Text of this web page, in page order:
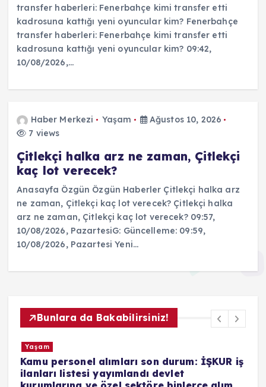
transfer haberleri: Fenerbahçe kimi transfer etti
kadrosuna kattığı yeni oyuncular kim? Fenerbahçe
transfer haberleri: Fenerbahçe kimi transfer etti
kadrosuna kattığı yeni oyuncular kim? 09:42,
10/08/2026,…
Haber Merkezi Yaşam
Ağustos 10, 2026
7 views
Çitlekçi halka arz ne zaman, Çitlekçi
kaç lot verecek?
Anasayfa Özgün Özgün Haberler Çitlekçi halka arz
ne zaman, Çitlekçi kaç lot verecek? Çitlekçi halka
arz ne zaman, Çitlekçi kaç lot verecek? 09:57,
10/08/2026, PazartesiG: Güncelleme: 09:59,
10/08/2026, Pazartesi Yeni…
Bunlara da Bakabilirsiniz!
Yaşam
Kamu personel alımları son durum: İŞKUR iş
ilanları listesi yayımlandı devlet